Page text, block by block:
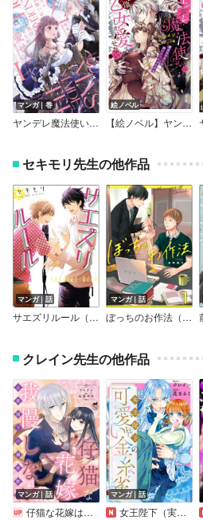
マンガ｜巻
ヤンデレ魔法使いは石像の乙女しか愛せない 魔女は愛弟子の熱い口づけでとける【電子限定特典付き】
絵ノベル
【絵ノベル】ヤンデレ魔法使いは石像の乙女しか愛せない 魔女は愛弟子の熱い口づけでとける
セキモリ先生の他作品
マンガ｜話
サエズリルール（分冊版）
マンガ｜話
ぼっちのお作法（分冊版）
クレイン先生の他作品
マンガ｜話
仔猫な花嫁は我慢しない 公爵閣下の溺愛教育【短編】
マンガ｜話
女王陛下（実は女装男子）の可愛い金糸雀（カナリア） 【連載版】